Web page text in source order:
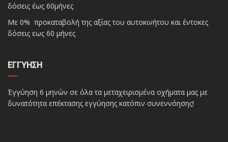
δόσεις έως 60μήνες
Με 0% προκαταβολή της αξίας του αυτοκινήτου και έντοκες
δόσεις εως 60 μήνες
ΕΓΓΎΗΣΗ
Έγγύηση 6 μηνών σε όλα τα μεταχειρισμένα οχήματα μας με
δυνατότητα επέκτασης εγγύησης κατόπιν συνεννόησης!